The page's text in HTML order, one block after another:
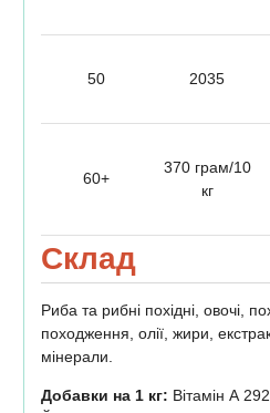
50 2035
60+
370 грам/10
кг
Склад
Риба та рибні похідні, овочі,
походження, олії, жири,
мінерали.
Добавки на 1 кг: Вітамін А